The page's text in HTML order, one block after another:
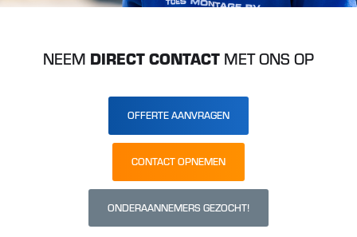
NEEM DIRECT CONTACT MET ONS OP
OFFERTE AANVRAGEN
CONTACT OPNEMEN
ONDERAANNEMERS GEZOCHT!